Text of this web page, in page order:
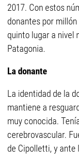
2017. Con estos
donantes por
quinto lugar a nivel
Patagonia.
La donante
La identidad de la
mantiene a
muy conocida.
cerebrovascular.
de Cipolletti, y ante